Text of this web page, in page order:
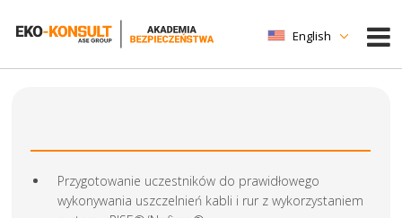
English
Przygotowanie uczestników do prawidłowego
wykonywania uszczelnień kabli i rur z wykorzystaniem